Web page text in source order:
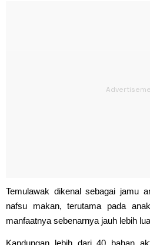
Temulawak dikenal sebagai jamu
nafsu makan, terutama pada
manfaatnya sebenarnya jauh lebih
Kandungan lebih dari 40 bahan